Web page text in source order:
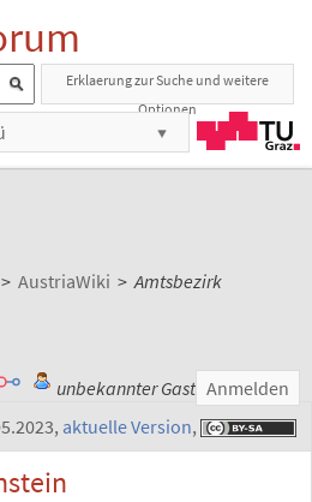
Erklaerung zur Suche und weitere
Optionen
> AustriaWiki > Amtsbezirk
unbekannter Gast Anmelden
, aktuelle Version,